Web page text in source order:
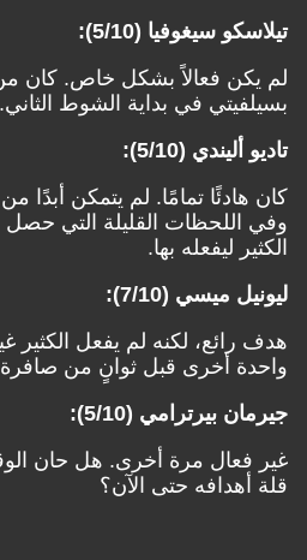
تيلاسكو سيغوفيا (5/10):
لم يكن فعالاً بشكل خاص. كان
بسيلفيتي في بداية الشوط الثاني.
تاديو أليندي (5/10):
كان هادئًا تمامًا. لم يتمكن أبدًا
وفي اللحظات القليلة التي حصل
الكثير ليفعله بها.
ليونيل ميسي (7/10):
هدف رائع، لكنه لم يفعل الكثير
واحدة أخرى قبل ثوانٍ من صافرة
جيرمان بيرترامي (5/10):
غير فعال مرة أخرى. هل حان
قلة أهدافه حتى الآن؟